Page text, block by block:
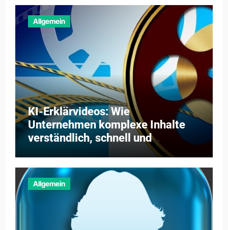
Allgemein
KI-Erklärvideos: Wie
Unternehmen komplexe Inhalte
verständlich, schnell und
kosteneffizient vermitteln
Allgemein